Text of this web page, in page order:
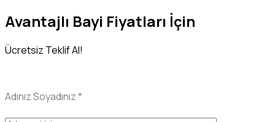
Avantajlı Bayi Fiyatları İçin
Ücretsiz Teklif Al!
Adınız Soyadınız*